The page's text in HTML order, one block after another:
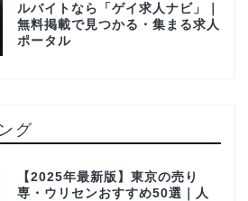
ルバイトなら「ゲイ求人ナビ」｜
無料掲載で見つかる・集まる求人
ポータル
グ
【2025年最新版】東京の売り
専・ウリセンおすすめ50選｜人